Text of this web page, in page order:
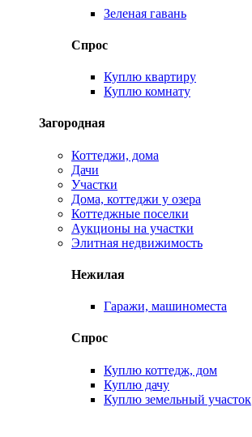
Зеленая гавань
Спрос
Куплю квартиру
Куплю комнату
Загородная
Коттеджи, дома
Дачи
Участки
Дома, коттеджи у озера
Коттеджные поселки
Аукционы на участки
Элитная недвижимость
Нежилая
Гаражи, машиноместа
Спрос
Куплю коттедж, дом
Куплю дачу
Куплю земельный участок